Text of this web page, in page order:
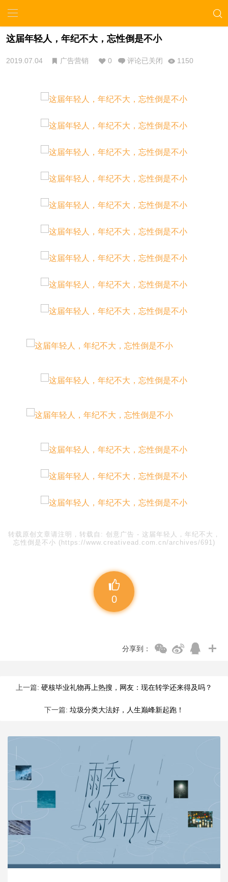
这届年轻人，年纪不大，忘性倒是不小
2019.07.04 广告营销 0 评论已关闭 1150
转载原创文章请注明，转载自: 创意广告 - 这届年轻人，年纪不大，
忘性倒是不小 (https://www.creativead.com.cn/archives/691)
0
分享到：
上一篇: 硬核毕业礼物再上热搜，网友：现在转学还来得及吗？
下一篇: 垃圾分类大法好，人生巅峰新起跑！